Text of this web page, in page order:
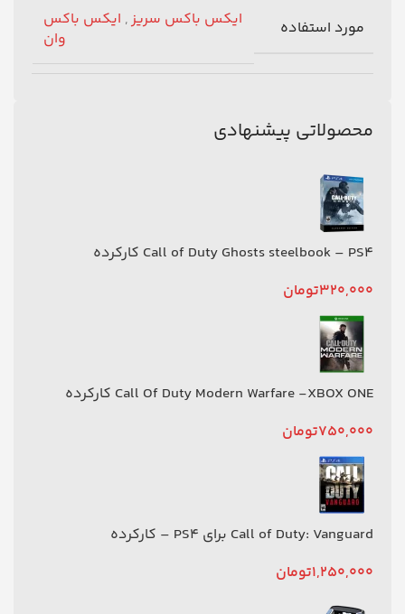
مورد استفاده ایکس باکس سریز , ایکس باکس
وان
محصولاتی پیشنهادی
Call of Duty Ghosts steelbook – PS4 کارکرده
320,000تومان
Call Of Duty Modern Warfare -XBOX ONE کارکرده
750,000تومان
Call of Duty: Vanguard برای PS4 – کارکرده
1,250,000تومان